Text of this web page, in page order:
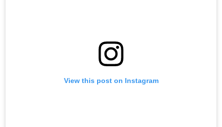
View this post on Instagram